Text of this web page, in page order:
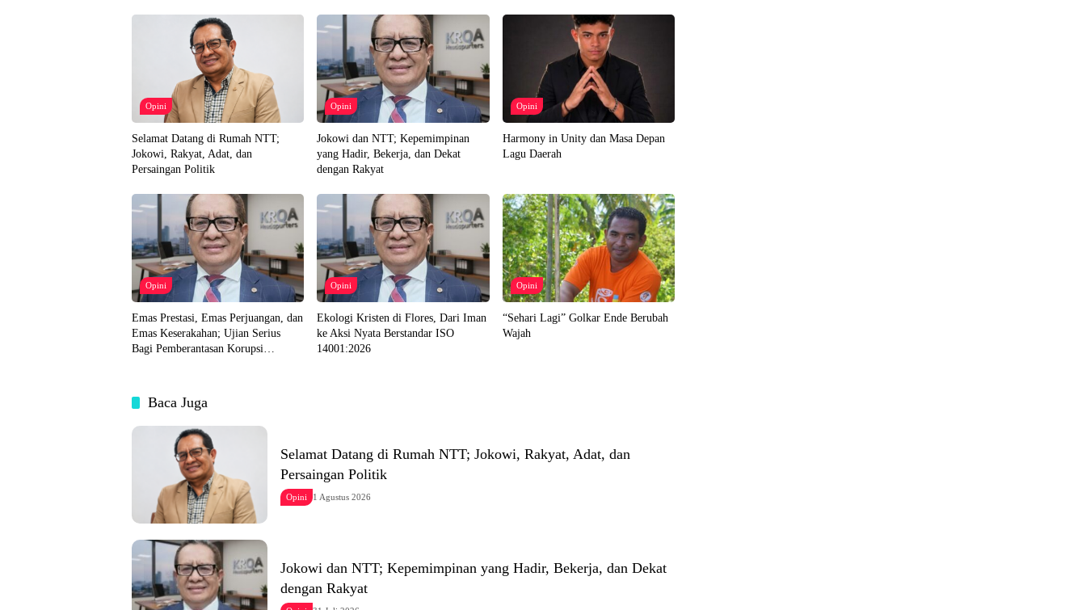
Opini
Selamat Datang di Rumah NTT;
Jokowi, Rakyat, Adat, dan
Persaingan Politik
Opini
Jokowi dan NTT; Kepemimpinan
yang Hadir, Bekerja, dan Dekat
dengan Rakyat
Opini
Harmony in Unity dan Masa Depan
Lagu Daerah
Opini
Emas Prestasi, Emas Perjuangan, dan
Emas Keserakahan; Ujian Serius
Bagi Pemberantasan Korupsi
Opini
Ekologi Kristen di Flores, Dari Iman
ke Aksi Nyata Berstandar ISO
14001:2026
Opini
“Sehari Lagi” Golkar Ende Berubah
Wajah
Baca Juga
Selamat Datang di Rumah NTT; Jokowi, Rakyat, Adat, dan
Persaingan Politik
Opini 1 Agustus 2026
Jokowi dan NTT; Kepemimpinan yang Hadir, Bekerja, dan Dekat
dengan Rakyat